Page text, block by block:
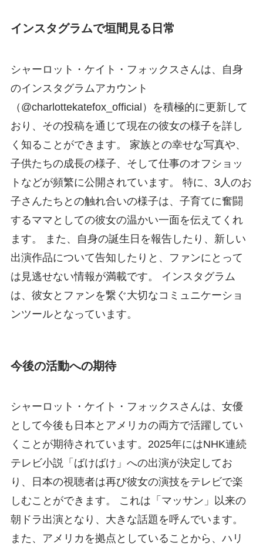
インスタグラムで垣間見る日常
シャーロット・ケイト・フォックスさんは、自身
のインスタグラムアカウント
（@charlottekatefox_official）を積極的に更新して
おり、その投稿を通じて現在の彼女の様子を詳し
く知ることができます。 家族との幸せな写真や、
子供たちの成長の様子、そして仕事のオフショッ
トなどが頻繁に公開されています。 特に、3人のお
子さんたちとの触れ合いの様子は、子育てに奮闘
するママとしての彼女の温かい一面を伝えてくれ
ます。 また、自身の誕生日を報告したり、新しい
出演作品について告知したりと、ファンにとって
は見逃せない情報が満載です。 インスタグラム
は、彼女とファンを繋ぐ大切なコミュニケーショ
ンツールとなっています。
今後の活動への期待
シャーロット・ケイト・フォックスさんは、女優
として今後も日本とアメリカの両方で活躍してい
くことが期待されています。2025年にはNHK連続
テレビ小説「ばけばけ」への出演が決定してお
り、日本の視聴者は再び彼女の演技をテレビで楽
しむことができます。 これは「マッサン」以来の
朝ドラ出演となり、大きな話題を呼んでいます。
また、アメリカを拠点としていることから、ハリ